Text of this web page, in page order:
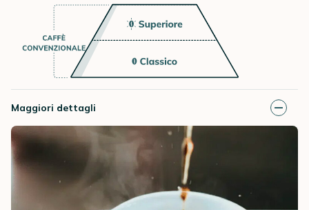
Maggiori dettagli